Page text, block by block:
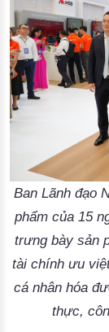
Ban Lãnh đạo
phẩm của 15
trưng bày sản
tài chính ưu
cá nhân hóa
thực,